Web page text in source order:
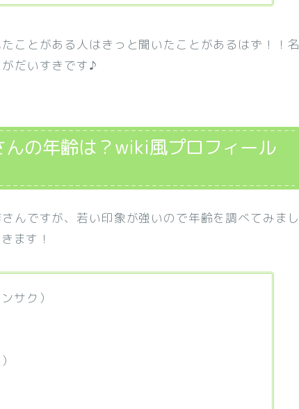
ことがある人はきっと聞いたことがあるはず！！名
だいすきです♪
の年齢は？wiki風プロフィール
んですが、若い印象が強いので年齢を調べてみまし
ます！
サク）